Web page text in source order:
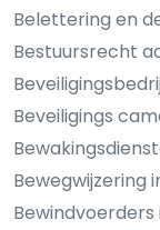
Belettering en
Bestuursrecht
Beveiligings
Bewegwijzering
Bewindvoerders